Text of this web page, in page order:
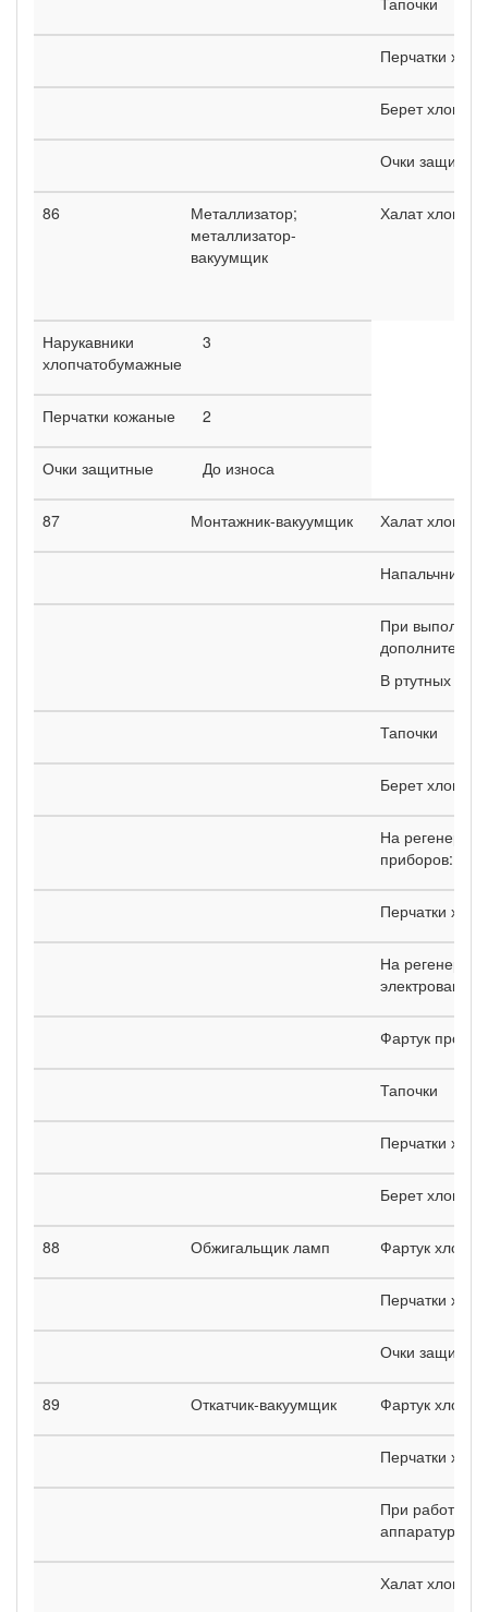
Перчатки
Берет
Очки
86
Металлизатор;
металлизатор-
вакуумщик
Халат
Нарукавники
хлопчатобумажные
3
Перчатки кожаные 2
Очки защитные До износа
87 Монтажник-вакуумщик Халат
Напальчники
При
В ртутных
Тапочки
Берет
На
приборов:
Перчатки
На
Фартук
Тапочки
Перчатки
Берет
88 Обжигальщик ламп Фартук
Перчатки
Очки
89 Откатчик-вакуумщик Фартук
Перчатки
При работах в
аппаратуре:
Халат